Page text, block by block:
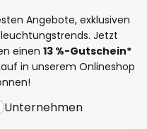
Angebote, exklusiven
Jetzt
einen 13 %-Gutschein*
in unserem Onlineshop
Unternehmen